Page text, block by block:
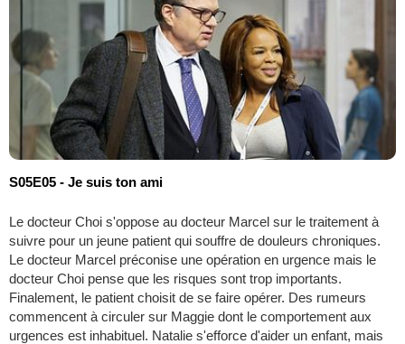
S05E05 - Je suis ton ami
Le docteur Choi s'oppose au docteur Marcel sur le traitement à
suivre pour un jeune patient qui souffre de douleurs chroniques.
Le docteur Marcel préconise une opération en urgence mais le
docteur Choi pense que les risques sont trop importants.
Finalement, le patient choisit de se faire opérer. Des rumeurs
commencent à circuler sur Maggie dont le comportement aux
urgences est inhabituel. Natalie s'efforce d'aider un enfant, mais